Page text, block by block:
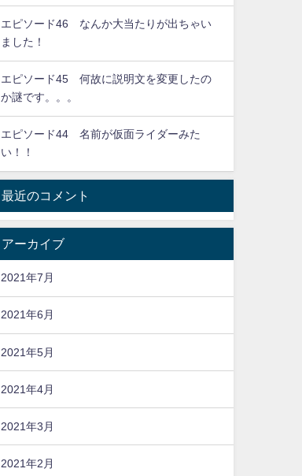
エピソード46 なんか大当たりが出ちゃい
ました！
エピソード45 何故に説明文を変更したの
か謎です。。。
エピソード44 名前が仮面ライダーみた
い！！
最近のコメント
アーカイブ
2021年7月
2021年6月
2021年5月
2021年4月
2021年3月
2021年2月